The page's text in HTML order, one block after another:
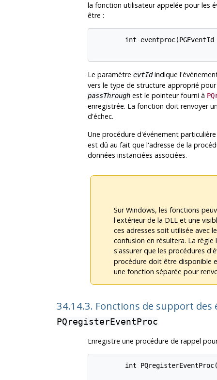
la fonction utilisateur appelée pour les
être :
int
Le paramètre evtIdindique
vers le type de structure approprié
passThroughest le pointeur fourni à
enregistrée. La fonction doit renvoyer
d'échec.
Une procédure d'événement
est dû au fait que l'adresse de la
données instanciées associées.
Sur Windows, les fonctions
l'extérieur de la DLL et une
ces adresses soit utilisée avec
confusion en résultera. La
s'assurer que les procédures
procédure doit être disponible
une fonction séparée pour
34.14.3. Fonctions de support des
PQregisterEventProc
Enregistre une procédure de rappel
int